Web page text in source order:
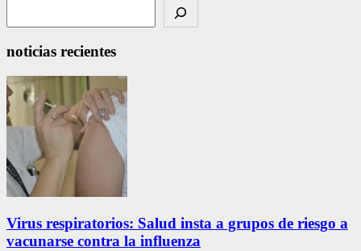
noticias recientes
Virus respiratorios: Salud insta a grupos de riesgo a
vacunarse contra la influenza